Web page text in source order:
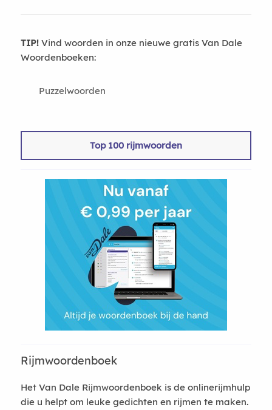
TIP!Vind woorden in onze nieuwe gratis Van Dale
Woordenboeken:
Puzzelwoorden
Top 100 rijmwoorden
Rijmwoordenboek
Het Van Dale Rijmwoordenboek is de onlinerijmhulp
die u helpt om leuke gedichten en rijmen te maken.